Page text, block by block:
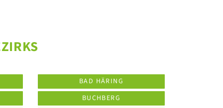
BAD HÄRING
BUCHBERG